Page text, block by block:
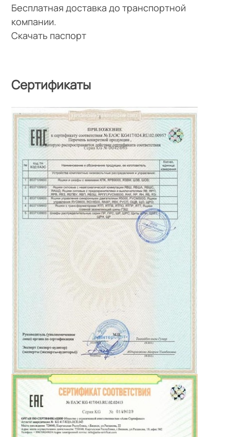
Бесплатная доставка до транспортной
компании.
Скачать паспорт
Сертификаты